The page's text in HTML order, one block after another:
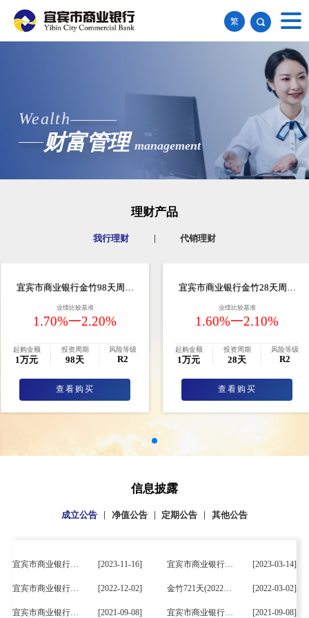
繁
Wealth
财富管理 management
理财产品
我行理财 | 代销理财
宜宾市商业银行金竹98天周期
业绩比较基准
1.70%一2.20%
起购金额
1万元
投资周期
98天
风险等级
R2
查看购买
宜宾市商业银行金竹28天周期
业绩比较基准
1.60%一2.10%
起购金额
1万元
投资周期
28天
风险等级
R2
查看购买
信息披露
成立公告 | 净值公告 | 定期公告 | 其他公告
宜宾市商业银行金竹28天周期型定期开放式净值型人民币... [2023-11-16] 宜宾市商业银行金竹270天周期型定期开放式净值型人民币... [2023-03-14]
宜宾市商业银行金竹364天周期型定期开放式净值型人民币... [2022-12-02] 金竹721天(2022款)周期型定期开放式 净值型人民币理财... [2022-03-02]
宜宾市商业银行金竹721天周期型定期开放式净值型人民币... [2021-09-08] 宜宾市商业银行金竹98天周期型定期开放式净值型人民币... [2021-09-08]